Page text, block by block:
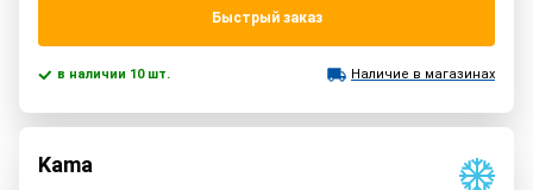
Быстрый заказ
в наличии 10 шт. Наличие в магазинах
Kama